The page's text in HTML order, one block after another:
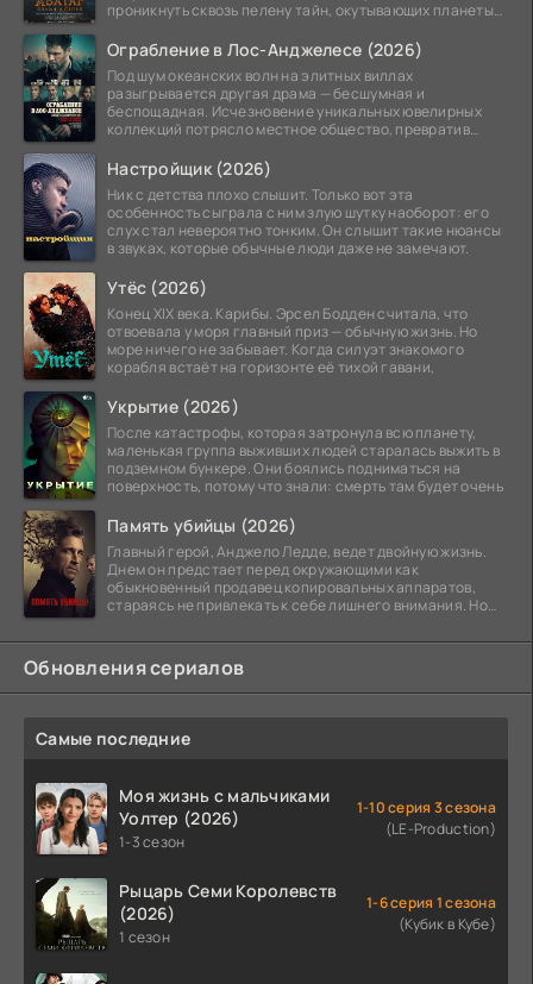
проникнуть сквозь пелену тайн, окутывающих планеты
Ограбление в Лос-Анджелесе (2026)
Под шум океанских волн на элитных виллах
разыгрывается другая драма — бесшумная и
беспощадная. Исчезновение уникальных ювелирных
коллекций потрясло местное общество, превратив
Настройщик (2026)
Ник с детства плохо слышит. Только вот эта
особенность сыграла с ним злую шутку наоборот: его
слух стал невероятно тонким. Он слышит такие нюансы
в звуках, которые обычные люди даже не замечают.
Утёс (2026)
Конец XIX века. Карибы. Эрсел Бодден считала, что
отвоевала у моря главный приз — обычную жизнь. Но
море ничего не забывает. Когда силуэт знакомого
корабля встаёт на горизонте её тихой гавани,
Укрытие (2026)
После катастрофы, которая затронула всю планету,
маленькая группа выживших людей старалась выжить в
подземном бункере. Они боялись подниматься на
поверхность, потому что знали: смерть там будет очень
Память убийцы (2026)
Главный герой, Анджело Ледде, ведет двойную жизнь.
Днем он предстает перед окружающими как
обыкновенный продавец копировальных аппаратов,
стараясь не привлекать к себе лишнего внимания. Но
Обновления сериалов
Самые последние
Моя жизнь с мальчиками
Уолтер (2026)
1-3 сезон
1-10 серия 3 сезона
(LE-Production)
Рыцарь Семи Королевств
(2026)
1 сезон
1-6 серия 1 сезона
(Кубик в Кубе)